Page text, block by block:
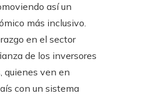
así un
más inclusivo.
en el sector
de los inversores
quienes ven en
con un sistema